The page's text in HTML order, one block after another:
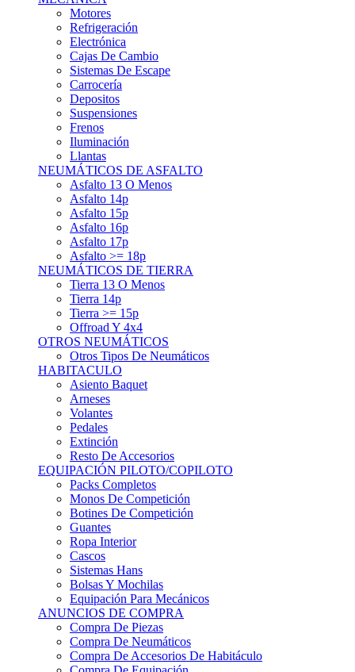
Motores
Refrigeración
Electrónica
Cajas De Cambio
Sistemas De Escape
Carrocería
Depositos
Suspensiones
Frenos
Iluminación
Llantas
NEUMÁTICOS DE ASFALTO
Asfalto 13 O Menos
Asfalto 14p
Asfalto 15p
Asfalto 16p
Asfalto 17p
Asfalto >= 18p
NEUMÁTICOS DE TIERRA
Tierra 13 O Menos
Tierra 14p
Tierra >= 15p
Offroad Y 4x4
OTROS NEUMÁTICOS
Otros Tipos De Neumáticos
HABITACULO
Asiento Baquet
Arneses
Volantes
Pedales
Extinción
Resto De Accesorios
EQUIPACIÓN PILOTO/COPILOTO
Packs Completos
Monos De Competición
Botines De Competición
Guantes
Ropa Interior
Cascos
Sistemas Hans
Bolsas Y Mochilas
Equipación Para Mecánicos
ANUNCIOS DE COMPRA
Compra De Piezas
Compra De Neumáticos
Compra De Accesorios De Habitáculo